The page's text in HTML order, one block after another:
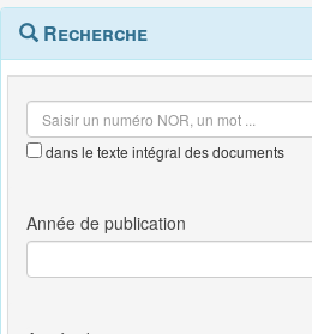
Navigation
outils
Menu
contextuel
Recherche
dans le texte intégral des documents